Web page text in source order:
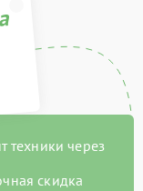
техники через
скидка